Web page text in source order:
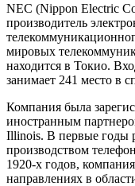
NEC (Nippon Electric
производитель
мировых
находится в Токио.
занимает 241 место в
Компания была
иностранным
Illinois. В первые годы
производством
1920-х годов,
направлениях в